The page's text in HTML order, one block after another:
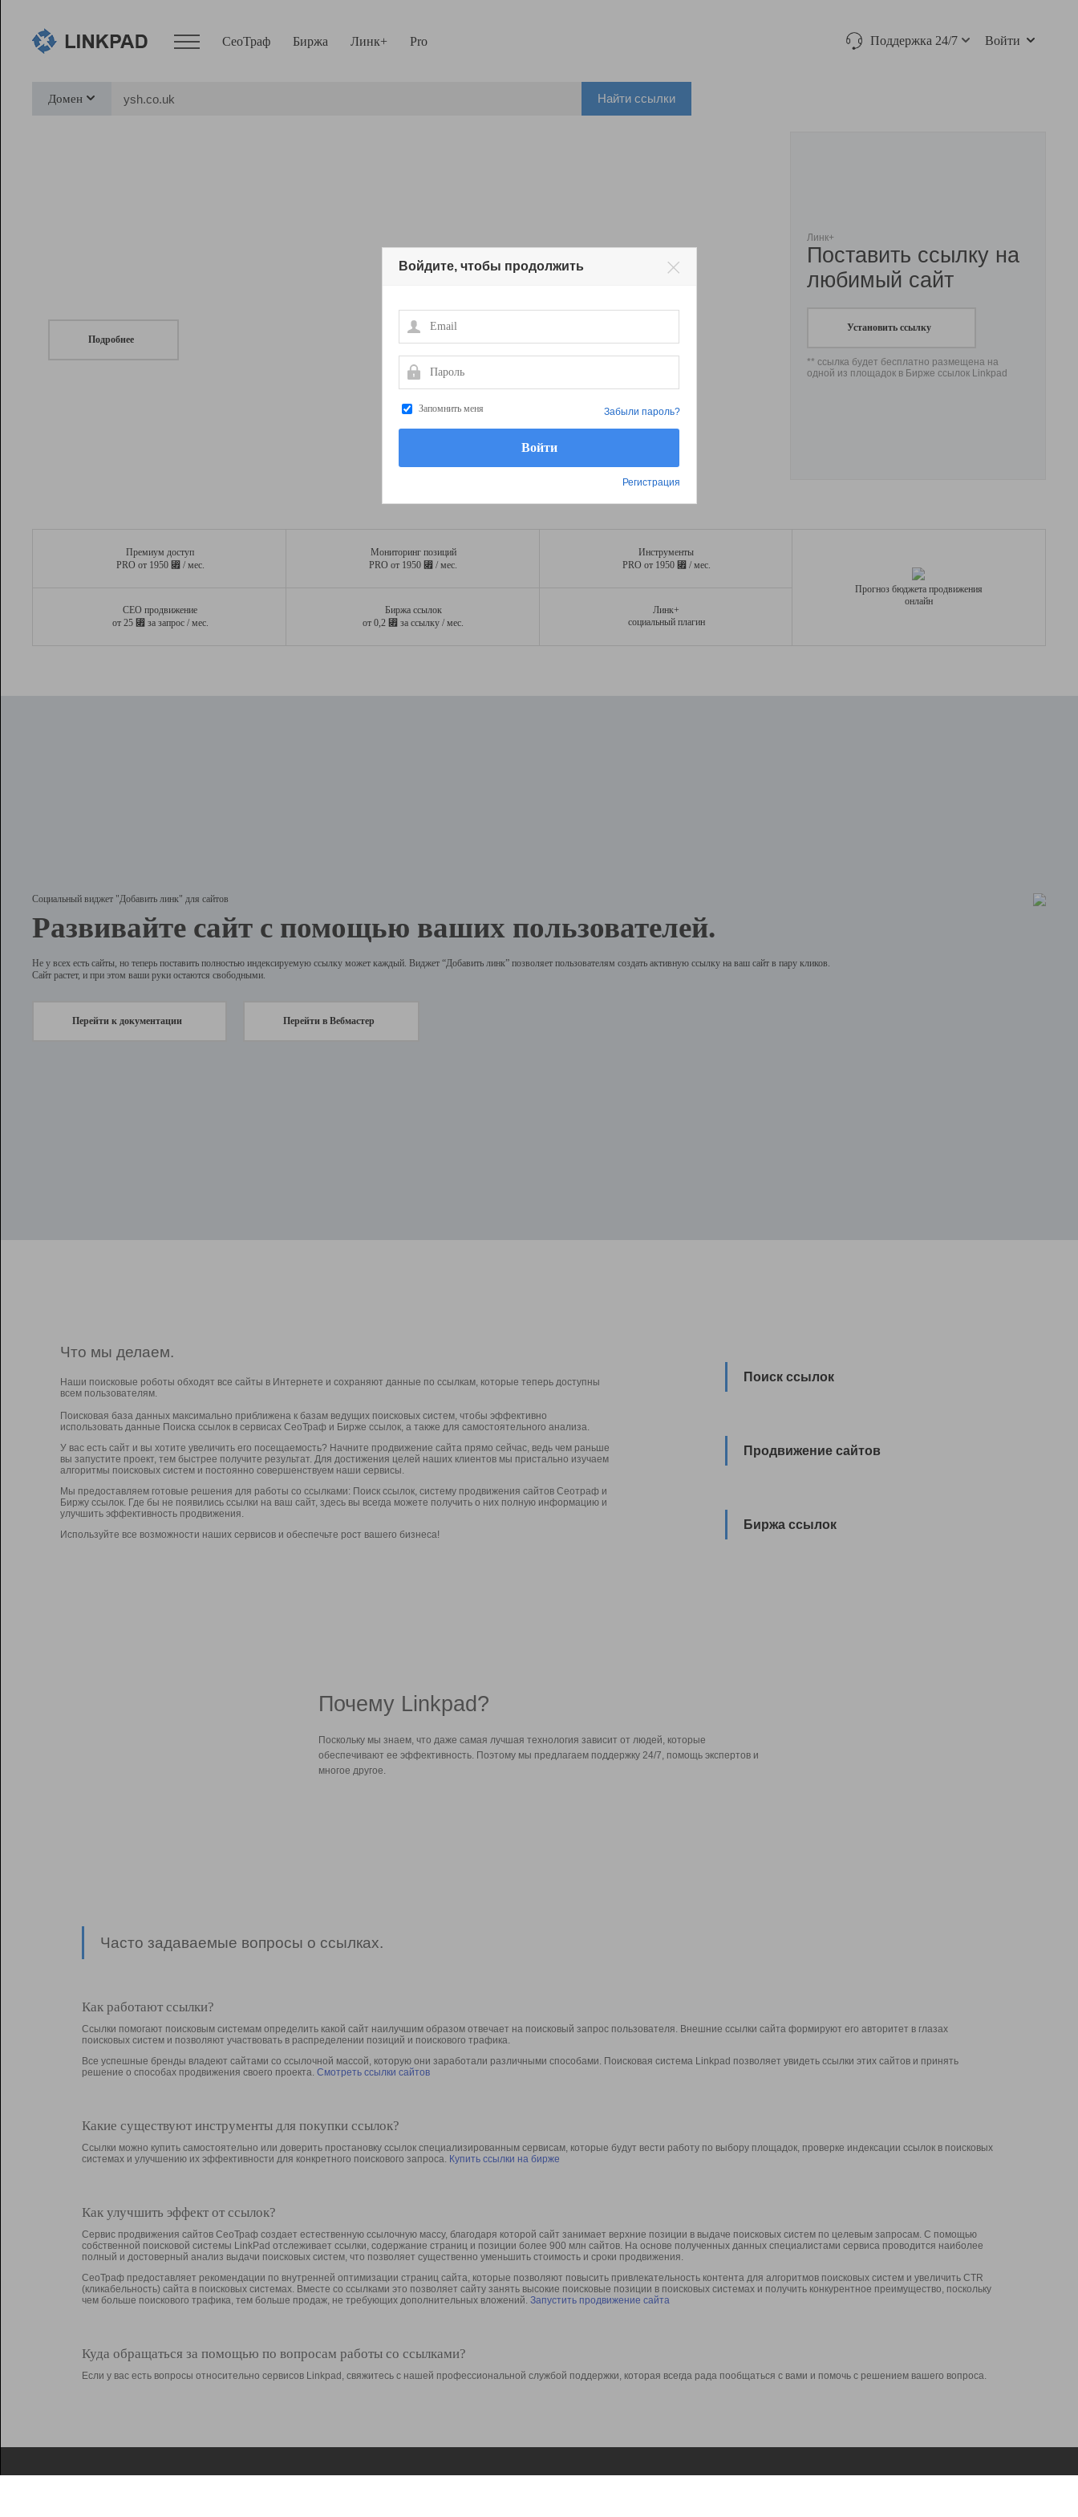
СеоТраф Биржа Линк+ Pro Поддержка 24/7 Войти
Домен Найти ссылки
Подробнее
Линк+
Поставить ссылку на
любимый сайт
Установить ссылку
** ссылка будет бесплатно размещена на
одной из площадок в Бирже ссылок Linkpad
Премиум доступ
PRO от 1950 ⃏ / мес.
Мониторинг позиций
PRO от 1950 ⃏ / мес.
Инструменты
PRO от 1950 ⃏ / мес.
СЕО продвижение
от 25 ⃏ за запрос / мес.
Биржа ссылок
от 0,2 ⃏ за ссылку / мес.
Линк+
социальный плагин
Прогноз бюджета продвижения
онлайн
Социальный виджет "Добавить линк" для сайтов
Развивайте сайт с помощью ваших пользователей.
Не у всех есть сайты, но теперь поставить полностью индексируемую ссылку может каждый. Виджет “Добавить линк” позволяет пользователям создать активную ссылку на ваш сайт в пару кликов.
Сайт растет, и при этом ваши руки остаются свободными.
Перейти к документации Перейти в Вебмастер
Что мы делаем.
Наши поисковые роботы обходят все сайты в Интернете и сохраняют данные по ссылкам, которые теперь доступны
всем пользователям.
Поисковая база данных максимально приближена к базам ведущих поисковых систем, чтобы эффективно
использовать данные Поиска ссылок в сервисах СеоТраф и Бирже ссылок, а также для самостоятельного анализа.
У вас есть сайт и вы хотите увеличить его посещаемость? Начните продвижение сайта прямо сейчас, ведь чем раньше
вы запустите проект, тем быстрее получите результат. Для достижения целей наших клиентов мы пристально изучаем
алгоритмы поисковых систем и постоянно совершенствуем наши сервисы.
Мы предоставляем готовые решения для работы со ссылками: Поиск ссылок, систему продвижения сайтов Сеотраф и
Биржу ссылок. Где бы не появились ссылки на ваш сайт, здесь вы всегда можете получить о них полную информацию и
улучшить эффективность продвижения.
Используйте все возможности наших сервисов и обеспечьте рост вашего бизнеса!
Поиск ссылок
Продвижение сайтов
Биржа ссылок
Почему Linkpad?
Поскольку мы знаем, что даже самая лучшая технология зависит от людей, которые
обеспечивают ее эффективность. Поэтому мы предлагаем поддержку 24/7, помощь экспертов и
многое другое.
Часто задаваемые вопросы о ссылках.
Как работают ссылки?
Ссылки помогают поисковым системам определить какой сайт наилучшим образом отвечает на поисковый запрос пользователя. Внешние ссылки сайта формируют его авторитет в глазах
поисковых систем и позволяют участвовать в раcпределении позиций и поискового трафика.
Все успешные бренды владеют сайтами со ссылочной массой, которую они заработали различными способами. Поисковая система Linkpad позволяет увидеть ссылки этих сайтов и принять
решение о способах продвижения своего проекта. Смотреть ссылки сайтов
Какие существуют инструменты для покупки ссылок?
Ссылки можно купить самостоятельно или доверить простановку ссылок специализированным сервисам, которые будут вести работу по выбору площадок, проверке индексации ссылок в поисковых
системах и улучшению их эффективности для конкретного поискового запроса. Купить ссылки на бирже
Как улучшить эффект от ссылок?
Сервис продвижения сайтов СеоТраф создает естественную ссылочную массу, благодаря которой сайт занимает верхние позиции в выдаче поисковых систем по целевым запросам. С помощью
собственной поисковой системы LinkPad отслеживает ссылки, содержание страниц и позиции более 900 млн сайтов. На основе полученных данных специалистами сервиса проводится наиболее
полный и достоверный анализ выдачи поисковых систем, что позволяет существенно уменьшить стоимость и сроки продвижения.
СеоТраф предоставляет рекомендации по внутренней оптимизации страниц сайта, которые позволяют повысить привлекательность контента для алгоритмов поисковых систем и увеличить CTR
(кликабельность) сайта в поисковых системах. Вместе со ссылками это позволяет сайту занять высокие поисковые позиции в поисковых системах и получить конкурентное преимущество, поскольку
чем больше поискового трафика, тем больше продаж, не требующих дополнительных вложений. Запустить продвижение сайта
Куда обращаться за помощью по вопросам работы со ссылками?
Если у вас есть вопросы относительно сервисов Linkpad, свяжитесь с нашей профессиональной службой поддержки, которая всегда рада пообщаться с вами и помочь с решением вашего вопроса.
Войдите, чтобы продолжить
Email
Пароль
Запомнить меня
Регистрация
Забыли пароль?